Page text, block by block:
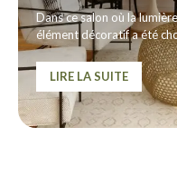
Dans ce salon où la
élément décoratif a été
LIRE LA SUITE